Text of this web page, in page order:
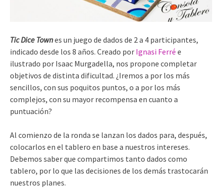
Tic Dice Townes un juego de dados de 2 a 4 participantes,
indicado desde los 8 años. Creado por Ignasi Ferré e
ilustrado por Isaac Murgadella, nos propone completar
objetivos de distinta dificultad. ¿Iremos a por los más
sencillos, con sus poquitos puntos, o a por los más
complejos, con su mayor recompensa en cuanto a
puntuación?
Al comienzo de la ronda se lanzan los dados para, después,
colocarlos en el tablero en base a nuestros intereses.
Debemos saber que compartimos tanto dados como
tablero, por lo que las decisiones de los demás trastocarán
nuestros planes.